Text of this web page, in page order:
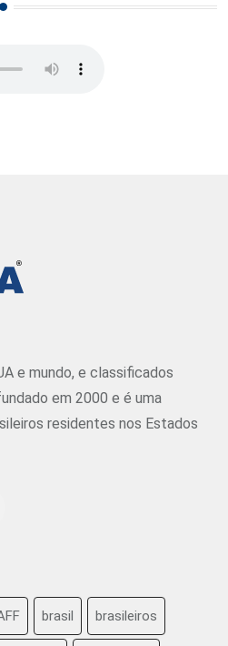
e mundo, e classificados
em 2000 e é uma
residentes nos Estados
brasil brasileiros